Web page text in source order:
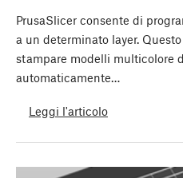
PrusaSlicer consente di
a un determinato layer.
stampare modelli multicolore
automaticamente…
Leggi l'articolo